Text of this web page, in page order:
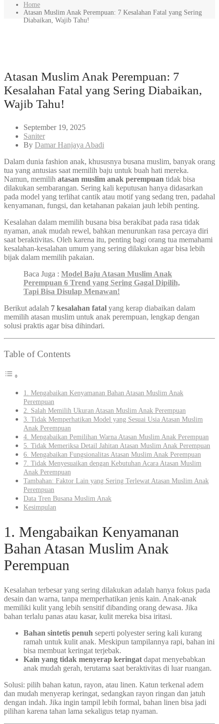
Home
Atasan Muslim Anak Perempuan: 7 Kesalahan Fatal yang Sering
Diabaikan, Wajib Tahu!
Atasan Muslim Anak Perempuan: 7
Kesalahan Fatal yang Sering Diabaikan,
Wajib Tahu!
September 19, 2025
Saniter
By Damar Hanjaya Abadi
Dalam dunia fashion anak, khususnya busana muslim, banyak orang
tua yang antusias saat memilih baju untuk buah hati mereka.
Namun, memilih atasan muslim anak perempuan tidak bisa
dilakukan sembarangan. Sering kali keputusan hanya didasarkan
pada model yang terlihat cantik atau motif yang sedang tren, padahal
kenyamanan, fungsi, dan ketahanan pakaian jauh lebih penting.
Kesalahan dalam memilih busana bisa berakibat pada rasa tidak
nyaman, anak mudah rewel, bahkan menurunkan rasa percaya diri
saat beraktivitas. Oleh karena itu, penting bagi orang tua memahami
kesalahan-kesalahan umum yang sering dilakukan agar bisa lebih
bijak dalam memilih pakaian.
Baca Juga : Model Baju Atasan Muslim Anak
Perempuan 6 Trend yang Sering Gagal Dipilih,
Tapi Bisa Disulap Menawan!
Berikut adalah 7 kesalahan fatal yang kerap diabaikan dalam
memilih atasan muslim untuk anak perempuan, lengkap dengan
solusi praktis agar bisa dihindari.
Table of Contents
1. Mengabaikan Kenyamanan Bahan Atasan Muslim Anak
Perempuan
2. Salah Memilih Ukuran Atasan Muslim Anak Perempuan
3. Tidak Memperhatikan Model yang Sesuai Usia Atasan Muslim
Anak Perempuan
4. Mengabaikan Pemilihan Warna Atasan Muslim Anak Perempuan
5. Tidak Memeriksa Detail Jahitan Atasan Muslim Anak Perempuan
6. Mengabaikan Fungsionalitas Atasan Muslim Anak Perempuan
7. Tidak Menyesuaikan dengan Kebutuhan Acara Atasan Muslim
Anak Perempuan
Tambahan: Faktor Lain yang Sering Terlewat Atasan Muslim Anak
Perempuan
Data Tren Busana Muslim Anak
Kesimpulan
1. Mengabaikan Kenyamanan
Bahan Atasan Muslim Anak
Perempuan
Kesalahan terbesar yang sering dilakukan adalah hanya fokus pada
desain dan warna, tanpa memperhatikan jenis kain. Anak-anak
memiliki kulit yang lebih sensitif dibanding orang dewasa. Jika
bahan terlalu panas atau kasar, kulit mereka bisa iritasi.
Bahan sintetis penuh seperti polyester sering kali kurang
ramah untuk kulit anak. Meskipun tampilannya rapi, bahan ini
bisa membuat keringat terjebak.
Kain yang tidak menyerap keringat dapat menyebabkan
anak mudah gerah, terutama saat beraktivitas di luar ruangan.
Solusi: pilih bahan katun, rayon, atau linen. Katun terkenal adem
dan mudah menyerap keringat, sedangkan rayon ringan dan jatuh
dengan indah. Jika ingin tampil lebih formal, bahan linen bisa jadi
pilihan karena tahan lama sekaligus tetap nyaman.